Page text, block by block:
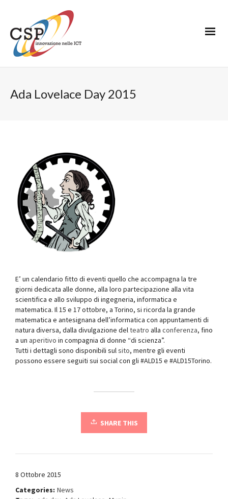
Ada Lovelace Day 2015
E’ un calendario fitto di eventi quello che accompagna la tre
giorni dedicata alle donne, alla loro partecipazione alla vita
scientifica e allo sviluppo di ingegneria, informatica e
matematica. Il 15 e 17 ottobre, a Torino, si ricorda la grande
matematica e antesignana dell’informatica con appuntamenti di
natura diversa, dalla divulgazione delteatro alla conferenza, fino
a un aperitivo in compagnia di donne “di scienza”.
Tutti i dettagli sono disponibili sulsito, mentre gli eventi
possono essere seguiti sui social con gli #ALD15 e #ALD15Torino.
SHARE THIS
8 Ottobre 2015
Categories: News